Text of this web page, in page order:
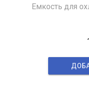
Емкость для